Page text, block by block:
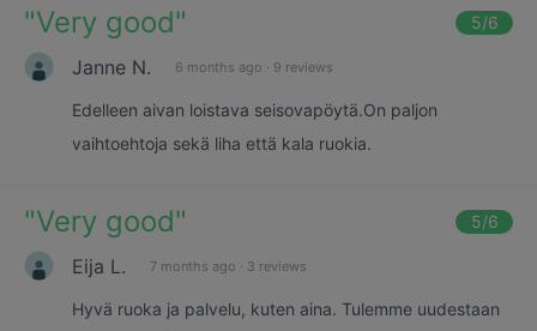
"Very good" 5/6
Janne N. 6 months ago · 9 reviews
Edelleen aivan loistava seisovapöytä.On paljon
vaihtoehtoja sekä liha että kala ruokia.
"Very good" 5/6
Eija L. 7 months ago · 3 reviews
Hyvä ruoka ja palvelu, kuten aina. Tulemme uudestaan